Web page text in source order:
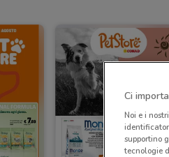
Ci
Noi e i nostri
supportino
tecnologie